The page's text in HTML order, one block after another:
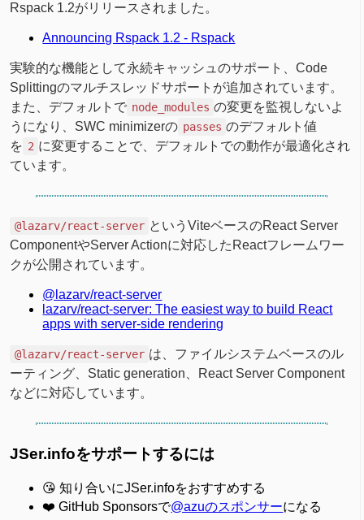
Rspack 1.2がリリースされました。
Announcing Rspack 1.2 - Rspack
実験的な機能として永続キャッシュのサポート、Code
Splittingのマルチスレッドサポートが追加されています。
また、デフォルトで node_modules の変更を監視しないよ
うになり、SWC minimizerの passes のデフォルト値
を 2 に変更することで、デフォルトでの動作が最適化され
ています。
@lazarv/react-server というViteベースのReact Server
ComponentやServer Actionに対応したReactフレームワー
クが公開されています。
@lazarv/react-server
lazarv/react-server: The easiest way to build React
apps with server-side rendering
@lazarv/react-server は、ファイルシステムベースのル
ーティング、Static generation、React Server Component
などに対応しています。
JSer.infoをサポートするには
😘 知り合いにJSer.infoをおすすめする
❤️ GitHub Sponsorsで@azuのスポンサーになる